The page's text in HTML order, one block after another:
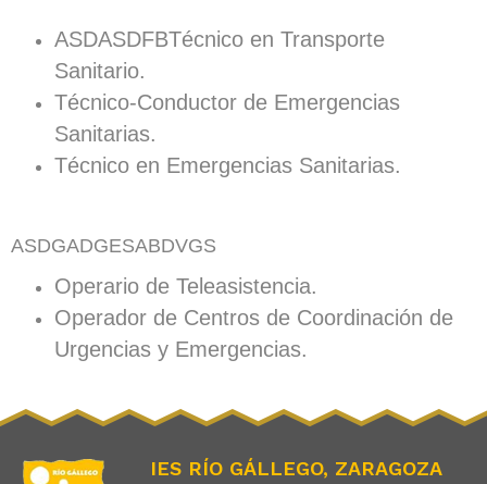
ASDASDFBTécnico en Transporte
Sanitario.
Técnico-Conductor de Emergencias
Sanitarias.
Técnico en Emergencias Sanitarias.
ASDGADGESABDVGS
Operario de Teleasistencia.
Operador de Centros de Coordinación de
Urgencias y Emergencias.
IES RÍO GÁLLEGO, ZARAGOZA